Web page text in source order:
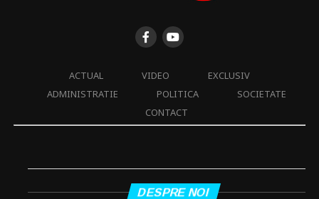
ACTUAL VIDEO
EXCLUSIV
ADMINISTRATIE
POLITICA
SOCIETATE
CONTACT
DESPRE NOI